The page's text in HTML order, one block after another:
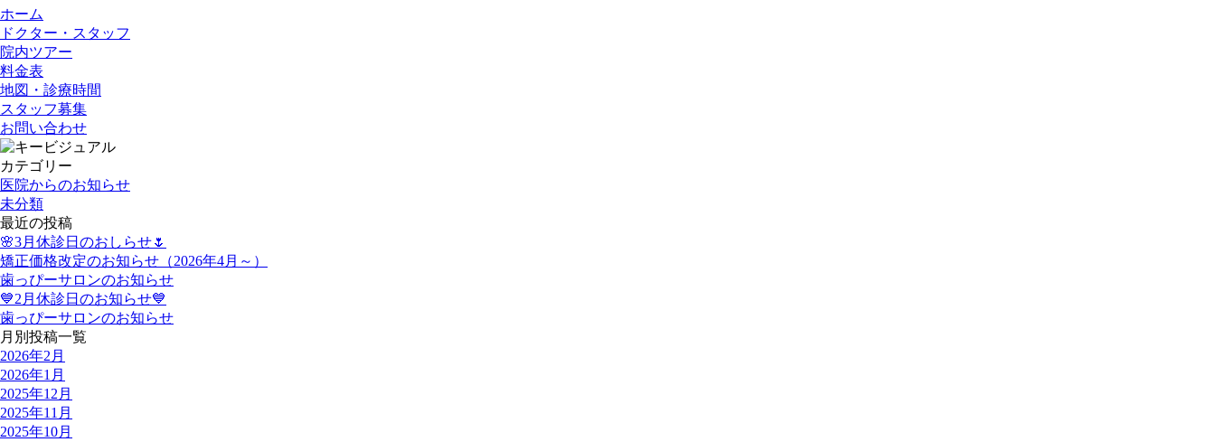
ホーム
ドクター・スタッフ
院内ツアー
料金表
地図・診療時間
スタッフ募集
お問い合わせ
カテゴリー
医院からのお知らせ
未分類
最近の投稿
🌸3月休診日のおしらせ🌷
矯正価格改定のお知らせ（2026年4月～）
歯っぴーサロンのお知らせ
💙2月休診日のお知らせ💙
歯っぴーサロンのお知らせ
月別投稿一覧
2026年2月
2026年1月
2025年12月
2025年11月
2025年10月